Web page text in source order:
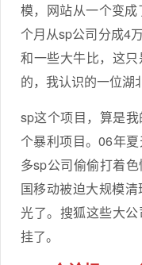
模，网站从一个变
个月从sp公司分成4
和一些大牛比，这
的，我认识的一位湖
sp这个项目，算是
个暴利项目。06年
多sp公司偷偷打着
国移动被迫大规模
光了。搜狐这些大
挂了。